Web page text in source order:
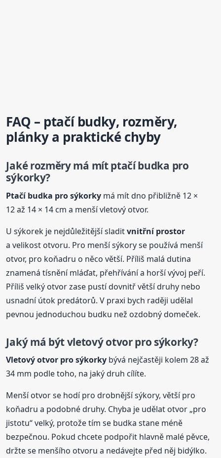
FAQ – ptačíbudky, rozměry,
plánky a praktické chyby
Jakérozměry má mít ptačí budka pro
sýkorky?
Ptačí budka pro sýkorky má mít dno přibližně 12 ×
12 až 14 × 14 cm a menší vletový otvor.
U sýkorek je nejdůležitější sladitvnitřní prostor
a velikost otvoru. Pro menší sýkory se používá menší
otvor, pro koňadru o něco větší. Příliš malá dutina
znamená tísnění mláďat, přehřívání a horší vývoj peří.
Příliš velký otvor zase pustí dovnitř větší druhy nebo
usnadní útok predátorů. V praxi bych raději udělal
pevnou jednoduchou budku než ozdobný domeček.
Jaký má být vletový otvorpro sýkorky?
Vletový otvor pro sýkorky bývá nejčastěji kolem 28 až
34 mm podle toho, na jaký druh cílíte.
Menší otvor se hodí pro drobnější sýkory, větší pro
koňadru a podobné druhy. Chyba je udělat otvor „pro
jistotu“ velký, protože tím se budka stane méně
bezpečnou. Pokud chcete podpořit hlavně malé pěvce,
držte se menšího otvoru a nedávejte před něj bidýlko.